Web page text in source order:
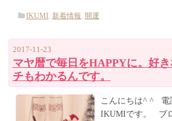
IKUMI, 新着情報 開運
2017-11-23
マヤ暦で毎日をHAPPYに。好
チもわかるんです。
こんにちは^ ^ 電
IKUMIです。 ブ